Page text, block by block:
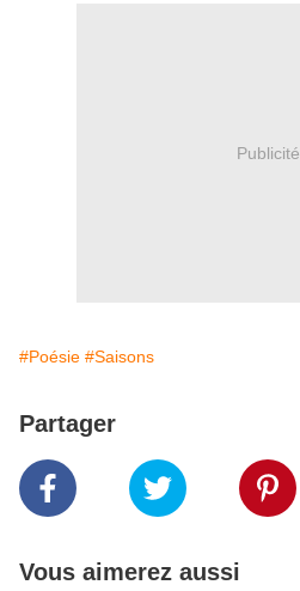
Publicité
#Poésie #Saisons
Partager
Vous aimerez aussi